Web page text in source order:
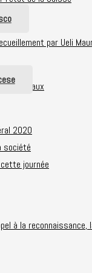
par Ueli
nationaux
2020
société
journée
à la